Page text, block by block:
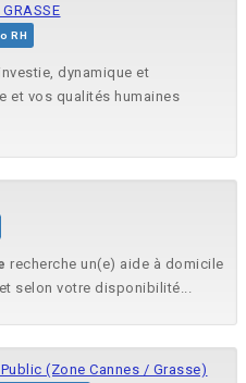
RH
dynamique et
et vos qualités humaines
recherche un(e) aide à domicile
selon votre disponibilité...
(Zone Cannes / Grasse)